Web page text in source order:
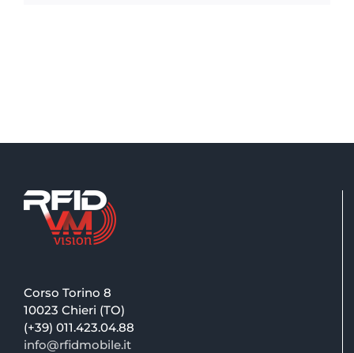
Corso Torino 8
10023 Chieri (TO)
(+39) 011.423.04.88
info@rfidmobile.it